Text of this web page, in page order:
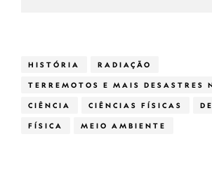
HISTÓRIA RADIAÇÃO
TERREMOTOS E MAIS DESASTRES
CIÊNCIA CIÊNCIAS FÍSICAS
FÍSICA MEIO AMBIENTE